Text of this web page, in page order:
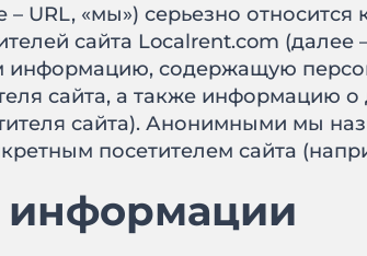
URL, «мы») серьезно
сайта Localrent.com (далее
содержащую
сайта, а также информацию
сайта). Анонимными мы
посетителем сайта
информации